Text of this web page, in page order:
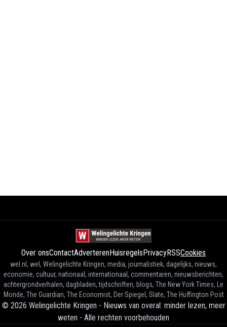
Over onsContactAdverterenHuisregels PrivacyRSSCookies
wel.nl, wel, Welingelichte Kringen, media, journalistiek, dagelijks, nieuws,
economie, cultuur, nationaal, internationaal, commentaren, nieuwsberichten,
achtergrondverhalen, dagbladen, tijdschriften, blogs, The New York Times, Le
Monde, The Guardian, The Economist, Der Spiegel, Slate, The Huffington Post
© 2026 Welingelichte Kringen - Nieuws van overal: minder lezen, meer
weten - Alle rechten voorbehouden